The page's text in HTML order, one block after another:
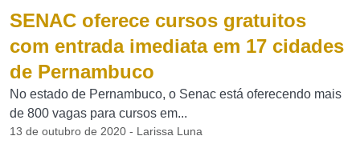
SENAC oferece cursos gratuitos
com entrada imediata em 17 cidades
de Pernambuco
No estado de Pernambuco, o Senac está oferecendo mais
de 800 vagas para cursos em...
13 de outubro de 2020 - Larissa Luna